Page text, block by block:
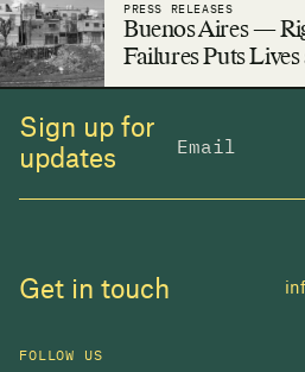
adequate housing a
PRESS RELEASES
Buenos Aires —
Failures Puts Lives
Sign up for
updates
Get in touch
FOLLOW US